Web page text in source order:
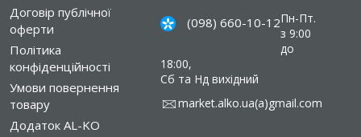
Договір публічної
оферти
Політика
конфіденційності
Умови повернення
товару
Додаток AL-KO
(098) 660-10-12Пн-Пт.
з 9:00
до
18:00,
Сб та Нд вихідний
market.alko.ua(a)gmail.com